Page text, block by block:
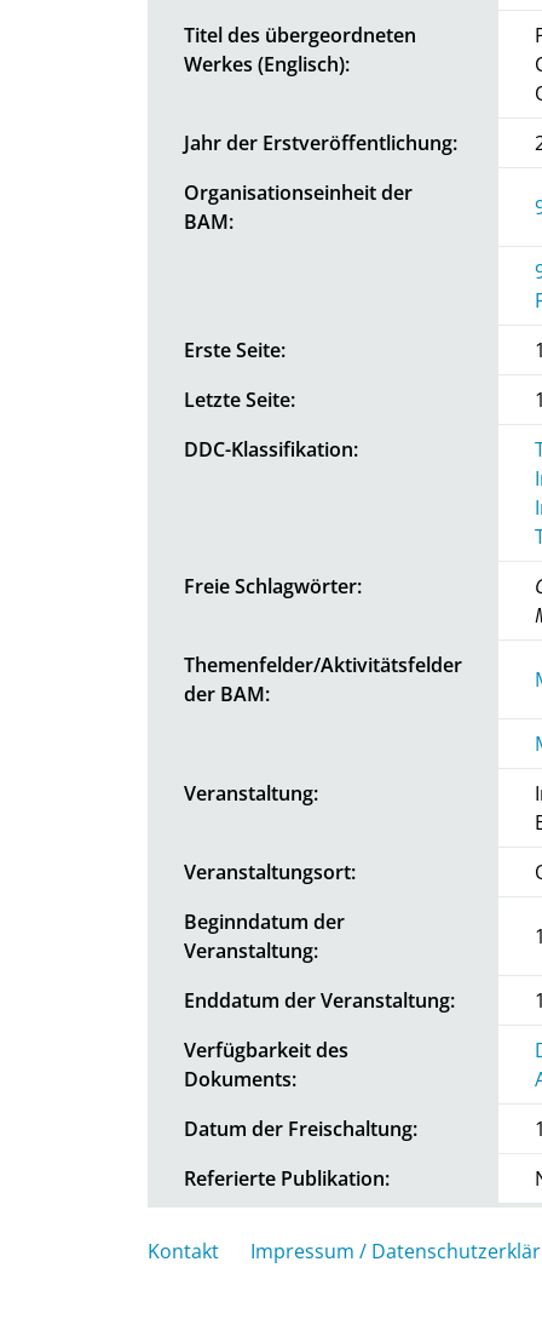
Titel des übergeordneten
Werkes (Englisch):
Jahr der Erstveröffentlichung:
Organisationseinheit der
BAM:
Erste Seite:
Letzte Seite:
DDC-Klassifikation:
Freie Schlagwörter:
Themenfelder/Aktivitätsfelder
der BAM:
Veranstaltung:
Veranstaltungsort:
Beginndatum der
Veranstaltung:
Enddatum der Veranstaltung:
Verfügbarkeit des
Dokuments:
Datum der Freischaltung:
Referierte Publikation:
Kontakt Impressum /